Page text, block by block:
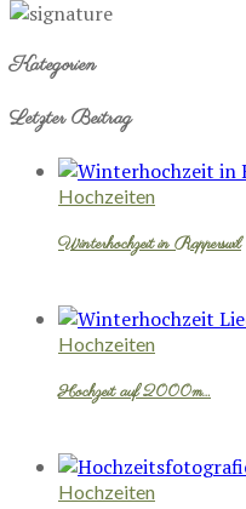
Kategorien
Letzter Beitrag
Hochzeiten
Winterhochzeit in Rapperswil
Hochzeiten
Hochzeit auf 2000m…
Hochzeiten